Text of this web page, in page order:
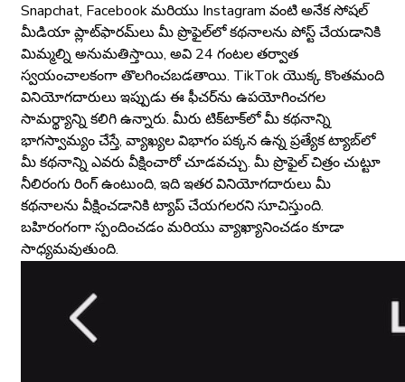
Snapchat, Facebook మరియు Instagram వంటి అనేక సోషల్
మీడియా ప్లాట్‌ఫారమ్‌లు మీ ప్రొఫైల్‌లో కథనాలను పోస్ట్ చేయడానికి
మిమ్మల్ని అనుమతిస్తాయి, అవి 24 గంటల తర్వాత
స్వయంచాలకంగా తొలగించబడతాయి. TikTok యొక్క కొంతమంది
వినియోగదారులు ఇప్పుడు ఈ ఫీచర్‌ను ఉపయోగించగల
సామర్థ్యాన్ని కలిగి ఉన్నారు. మీరు టిక్‌టాక్‌లో మీ కథనాన్ని
భాగస్వామ్యం చేస్తే, వ్యాఖ్యల విభాగం పక్కన ఉన్న ప్రత్యేక ట్యాబ్‌లో
మీ కథనాన్ని ఎవరు వీక్షించారో చూడవచ్చు. మీ ప్రొఫైల్ చిత్రం చుట్టూ
నీలిరంగు రింగ్ ఉంటుంది, ఇది ఇతర వినియోగదారులు మీ
కథనాలను వీక్షించడానికి ట్యాప్ చేయగలరని సూచిస్తుంది.
బహిరంగంగా స్పందించడం మరియు వ్యాఖ్యానించడం కూడా
సాధ్యమవుతుంది.